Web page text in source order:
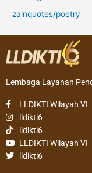
zainquotes/poetry
Lembaga Layanan
LLDIKTI Wilayah VI
lldikti6
lldikti6
LLDIKTI Wilayah VI
lldikti6